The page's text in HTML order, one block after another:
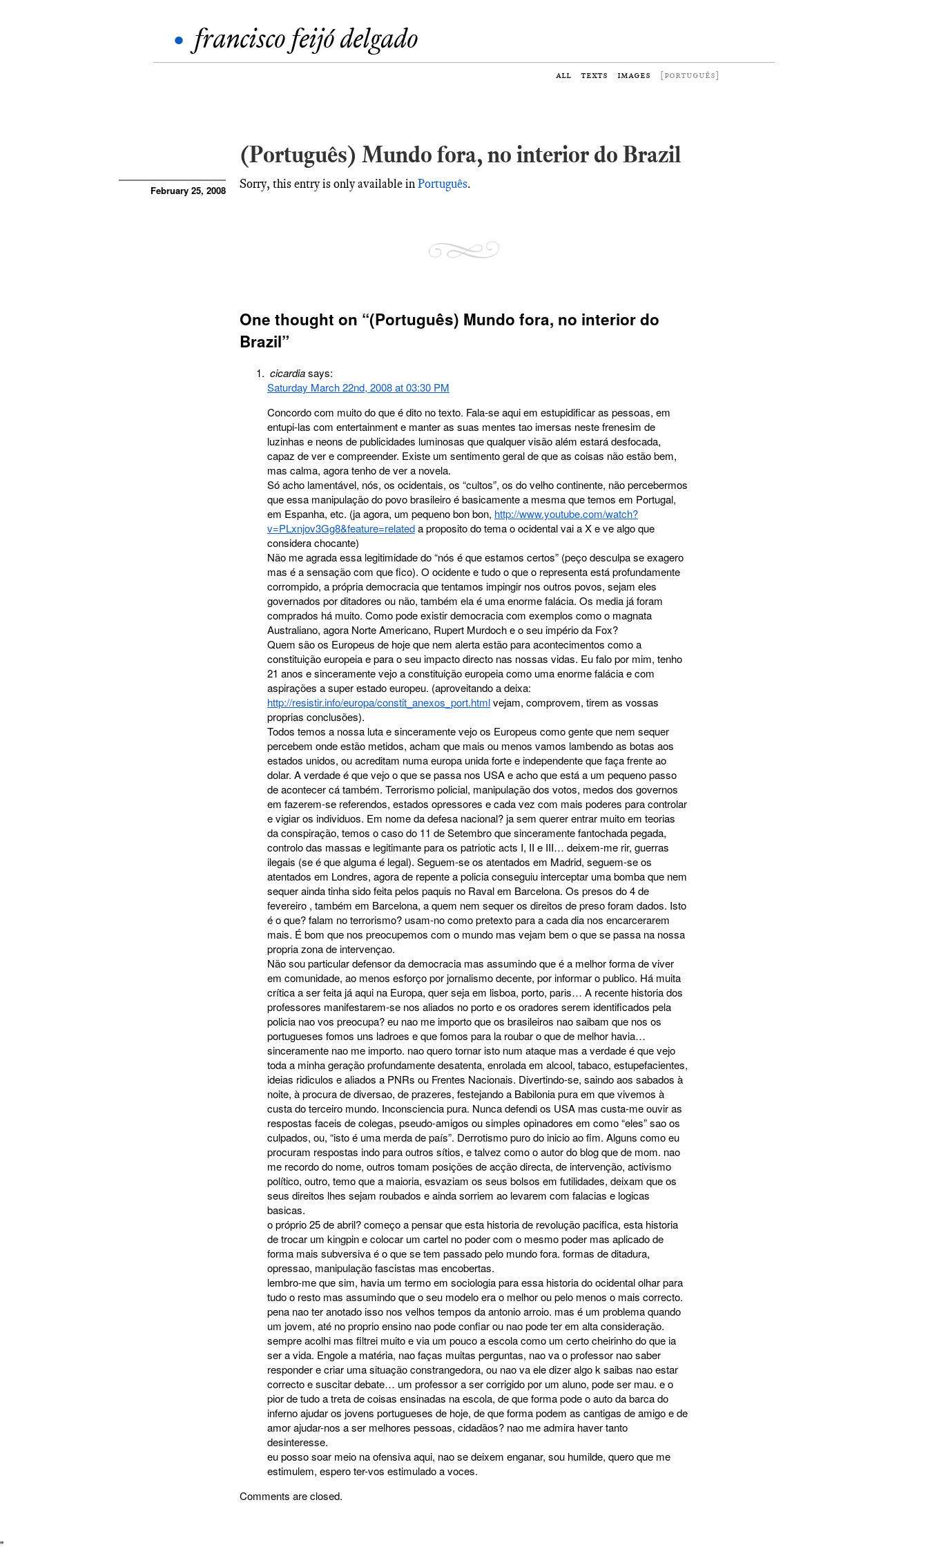
• francisco feijó delgado
all texts images [português]
(Português) Mundo fora, no interior do Brazil
February 25, 2008 Sorry, this entry is only available inPortuguês.
One thought on “(Português) Mundo fora, no interior do
Brazil”
cicardiasays:
Saturday March 22nd, 2008 at 03:30 PM
Concordo com muito do que é dito no texto. Fala-se aqui em estupidificar as pessoas, em
entupi-las com entertainment e manter as suas mentes tao imersas neste frenesim de
luzinhas e neons de publicidades luminosas que qualquer visão além estará desfocada,
capaz de ver e compreender. Existe um sentimento geral de que as coisas não estão bem,
mas calma, agora tenho de ver a novela.
Só acho lamentável, nós, os ocidentais, os “cultos”, os do velho continente, não percebermos
que essa manipulação do povo brasileiro é basicamente a mesma que temos em Portugal,
em Espanha, etc. (ja agora, um pequeno bon bon, http://www.youtube.com/watch?
v=PLxnjov3Gg8&feature=relateda proposito do tema o ocidental vai a X e ve algo que
considera chocante)
Não me agrada essa legitimidade do “nós é que estamos certos” (peço desculpa se exagero
mas é a sensação com que fico). O ocidente e tudo o que o representa está profundamente
corrompido, a própria democracia que tentamos impingir nos outros povos, sejam eles
governados por ditadores ou não, também ela é uma enorme falácia. Os media já foram
comprados há muito. Como pode existir democracia com exemplos como o magnata
Australiano, agora Norte Americano, Rupert Murdoch e o seu império da Fox?
Quem são os Europeus de hoje que nem alerta estão para acontecimentos como a
constituição europeia e para o seu impacto directo nas nossas vidas. Eu falo por mim, tenho
21 anos e sinceramente vejo a constituição europeia como uma enorme falácia e com
aspirações a super estado europeu. (aproveitando a deixa:
http://resistir.info/europa/constit_anexos_port.htmlvejam, comprovem, tirem as vossas
proprias conclusões).
Todos temos a nossa luta e sinceramente vejo os Europeus como gente que nem sequer
percebem onde estão metidos, acham que mais ou menos vamos lambendo as botas aos
estados unidos, ou acreditam numa europa unida forte e independente que faça frente ao
dolar. A verdade é que vejo o que se passa nos USA e acho que está a um pequeno passo
de acontecer cá também. Terrorismo policial, manipulação dos votos, medos dos governos
em fazerem-se referendos, estados opressores e cada vez com mais poderes para controlar
e vigiar os individuos. Em nome da defesa nacional? ja sem querer entrar muito em teorias
da conspiração, temos o caso do 11 de Setembro que sinceramente fantochada pegada,
controlo das massas e legitimante para os patriotic acts I, II e III… deixem-me rir, guerras
ilegais (se é que alguma é legal). Seguem-se os atentados em Madrid, seguem-se os
atentados em Londres, agora de repente a policia conseguiu interceptar uma bomba que nem
sequer ainda tinha sido feita pelos paquis no Raval em Barcelona. Os presos do 4 de
fevereiro , também em Barcelona, a quem nem sequer os direitos de preso foram dados. Isto
é o que? falam no terrorismo? usam-no como pretexto para a cada dia nos encarcerarem
mais. É bom que nos preocupemos com o mundo mas vejam bem o que se passa na nossa
propria zona de intervençao.
Não sou particular defensor da democracia mas assumindo que é a melhor forma de viver
em comunidade, ao menos esforço por jornalismo decente, por informar o publico. Há muita
crítica a ser feita já aqui na Europa, quer seja em lisboa, porto, paris… A recente historia dos
professores manifestarem-se nos aliados no porto e os oradores serem identificados pela
policia nao vos preocupa? eu nao me importo que os brasileiros nao saibam que nos os
portugueses fomos uns ladroes e que fomos para la roubar o que de melhor havia…
sinceramente nao me importo. nao quero tornar isto num ataque mas a verdade é que vejo
toda a minha geração profundamente desatenta, enrolada em alcool, tabaco, estupefacientes,
ideias ridiculos e aliados a PNRs ou Frentes Nacionais. Divertindo-se, saindo aos sabados à
noite, à procura de diversao, de prazeres, festejando a Babilonia pura em que vivemos à
custa do terceiro mundo. Inconsciencia pura. Nunca defendi os USA mas custa-me ouvir as
respostas faceis de colegas, pseudo-amigos ou simples opinadores em como “eles” sao os
culpados, ou, “isto é uma merda de país”. Derrotismo puro do inicio ao fim. Alguns como eu
procuram respostas indo para outros sítios, e talvez como o autor do blog que de mom. nao
me recordo do nome, outros tomam posições de acção directa, de intervenção, activismo
político, outro, temo que a maioria, esvaziam os seus bolsos em futilidades, deixam que os
seus direitos lhes sejam roubados e ainda sorriem ao levarem com falacias e logicas
basicas.
o próprio 25 de abril? começo a pensar que esta historia de revolução pacifica, esta historia
de trocar um kingpin e colocar um cartel no poder com o mesmo poder mas aplicado de
forma mais subversiva é o que se tem passado pelo mundo fora. formas de ditadura,
opressao, manipulação fascistas mas encobertas.
lembro-me que sim, havia um termo em sociologia para essa historia do ocidental olhar para
tudo o resto mas assumindo que o seu modelo era o melhor ou pelo menos o mais correcto.
pena nao ter anotado isso nos velhos tempos da antonio arroio. mas é um problema quando
um jovem, até no proprio ensino nao pode confiar ou nao pode ter em alta consideração.
sempre acolhi mas filtrei muito e via um pouco a escola como um certo cheirinho do que ia
ser a vida. Engole a matéria, nao faças muitas perguntas, nao va o professor nao saber
responder e criar uma situação constrangedora, ou nao va ele dizer algo k saibas nao estar
correcto e suscitar debate… um professor a ser corrigido por um aluno, pode ser mau. e o
pior de tudo a treta de coisas ensinadas na escola, de que forma pode o auto da barca do
inferno ajudar os jovens portugueses de hoje, de que forma podem as cantigas de amigo e de
amor ajudar-nos a ser melhores pessoas, cidadãos? nao me admira haver tanto
desinteresse.
eu posso soar meio na ofensiva aqui, nao se deixem enganar, sou humilde, quero que me
estimulem, espero ter-vos estimulado a voces.
Comments are closed.